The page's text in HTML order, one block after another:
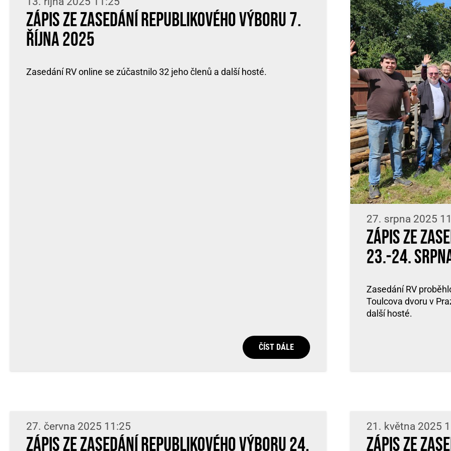
Zápis ze zasedání Republikového výboru 7.
října 2025
Zasedání RV online se zúčastnilo 32 jeho členů a další hosté.
ČÍST DÁLE
27. srpna 2025
Zápis ze
23.-24.
Zasedání RV
Toulcova dvoru v
další hosté.
27. června 2025 11:25
Zápis ze zasedání Republikového výboru 24.
21. května 2025
Zápis ze